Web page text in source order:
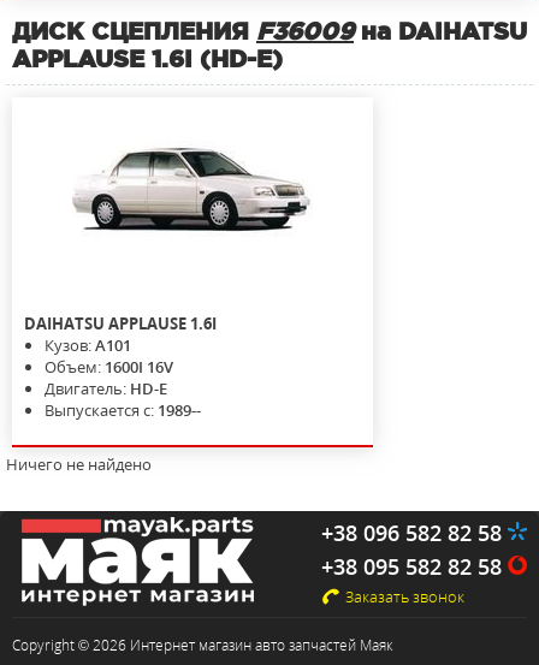
ДИСК СЦЕПЛЕНИЯ F36009на DAIHATSU
APPLAUSE 1.6I (HD-E)
DAIHATSU APPLAUSE 1.6I
Кузов:A101
Объем: 1600I 16V
Двигатель: HD-E
Выпускается с: 1989--
Ничего не найдено
+38 096 582 82 58
+38 095 582 82 58
Заказать звонок
Copyright © 2026 Интернет магазин авто запчастей Маяк